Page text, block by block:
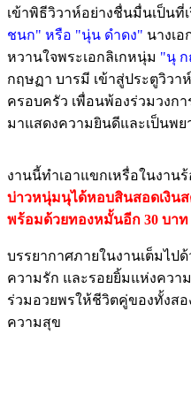
เข้าพิธีวิวาห์อย่างชื่นมื่นเป็นที่
ชนก" หรือ "นุ่น ดำดง" นางเ
หวานใจพระเอกลิเกหนุ่ม "นุ
กฤษฏา บารมี เข้าสู่ประตูวิวา
ครอบครัว เพื่อนพ้องร่วมวงก
มาแสดงความยินดีและเป็นพ
งานนี้ทำเอาแขกเหรื่อในงาน
บ่าวหนุ่มนุได้หอบสินสอดเงิน
พร้อมด้วยทองหมั้นอีก 30 บาท
บรรยากาศภายในงานเต็มไป
ความรัก และรอยยิ้มแห่งคว
ร่วมอวยพรให้ชีวิตคู่ของทั้งส
ความสุข